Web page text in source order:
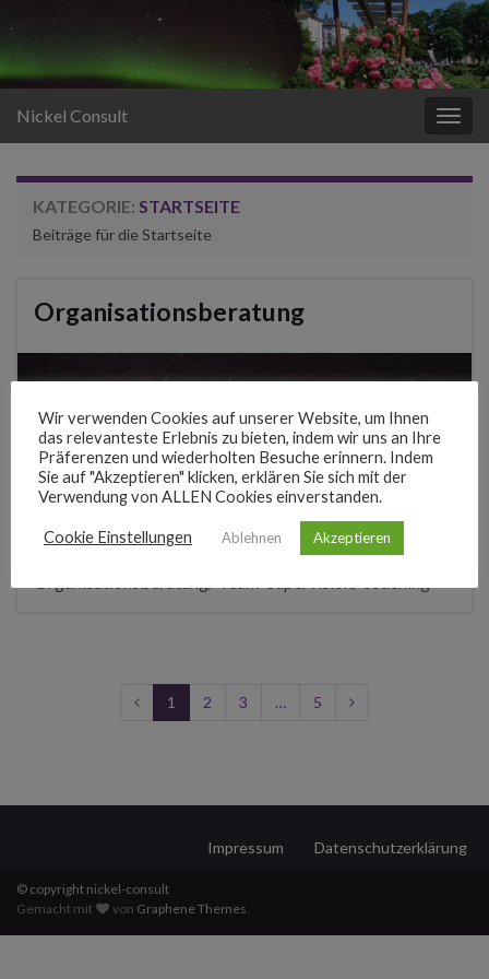
Nickel Consult
KATEGORIE: STARTSEITE
Beiträge für die Startseite
Organisationsberatung
1 2 3 … 5
Impressum Datenschutzerklärung
© copyright nickel-consult
Gemacht mit
von Graphene Themes
Wir verwenden Cookies auf unserer Website, um Ihnen
das relevanteste Erlebnis zu bieten, indem wir uns an Ihre
Präferenzen und wiederholten Besuche erinnern. Indem
Sie auf "Akzeptieren" klicken, erklären Sie sich mit der
Verwendung von ALLEN Cookies einverstanden.
Cookie Einstellungen Ablehnen Akzeptieren